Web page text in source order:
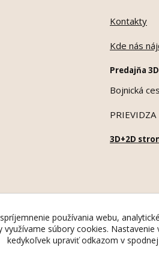
Kontakty
Kde nás
Predajňa
Bojnická
3D+2D
používania webu,
využívame súbory cookies.
kedykoľvek upraviť odkazom v